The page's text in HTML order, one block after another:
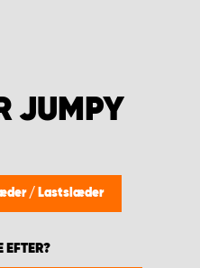
JUMPY
/ Lastslæder
EFTER?